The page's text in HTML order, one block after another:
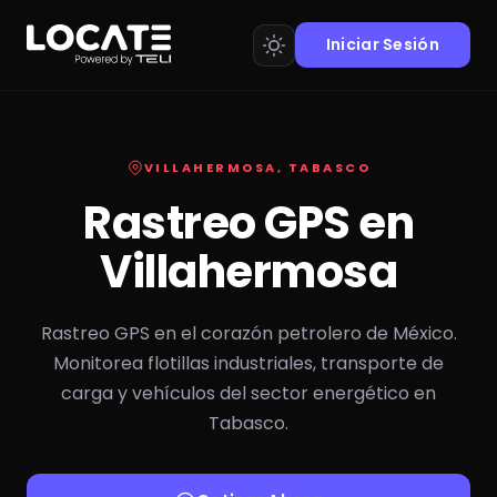
Iniciar Sesión
VILLAHERMOSA, TABASCO
Rastreo GPS en
Villahermosa
Rastreo GPS en el corazón petrolero de México.
Monitorea flotillas industriales, transporte de
carga y vehículos del sector energético en
Tabasco.